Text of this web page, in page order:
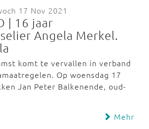
17 Nov 2021
| 16 jaar
Angela Merkel.
komt te vervallen in verband
Op woensdag 17
Jan Peter Balkenende, oud-
Mehr